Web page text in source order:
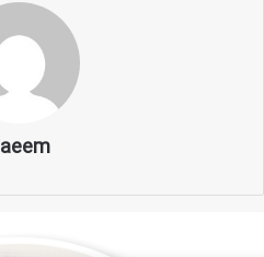
روستاهای شهریار دیده به جهان
بود، از همان ابتدا پسری مظلوم و
اش کمتر او را در منزل می دیدند.